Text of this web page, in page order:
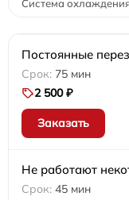
Система
Постоянные
75 мин
2 500 ₽
Заказать
Не работают
45 мин